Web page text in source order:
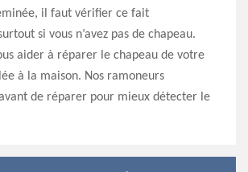
il faut vérifier ce fait
si vous n’avez pas de chapeau.
aider à réparer le chapeau de votre
à la maison. Nos ramoneurs
de réparer pour mieux détecter le